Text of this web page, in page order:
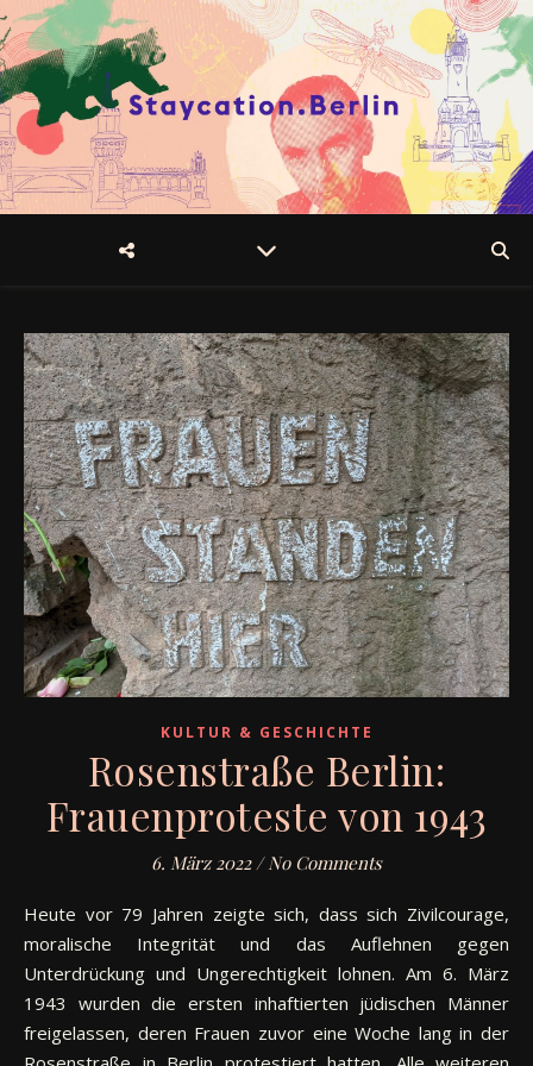
KULTUR & GESCHICHTE
Rosenstraße Berlin:
Frauenproteste von 1943
6. März 2022 / No Comments
Heute vor 79 Jahren zeigte sich, dass sich Zivilcourage,
moralische Integrität und das Auflehnen gegen
Unterdrückung und Ungerechtigkeit lohnen. Am 6. März
1943 wurden die ersten inhaftierten jüdischen Männer
freigelassen, deren Frauen zuvor eine Woche lang in der